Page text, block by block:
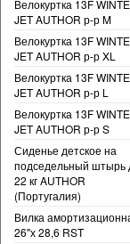
Велокуртка 13F
JET AUTHOR р-р M
Велокуртка 13F
JET AUTHOR р-р XL
Велокуртка 13F
JET AUTHOR р-р L
Велокуртка 13F
JET AUTHOR р-р S
Сиденье детское на
подседельный штырь
22 кг AUTHOR
(Португалия)
Вилка
26"х 28,6 RST